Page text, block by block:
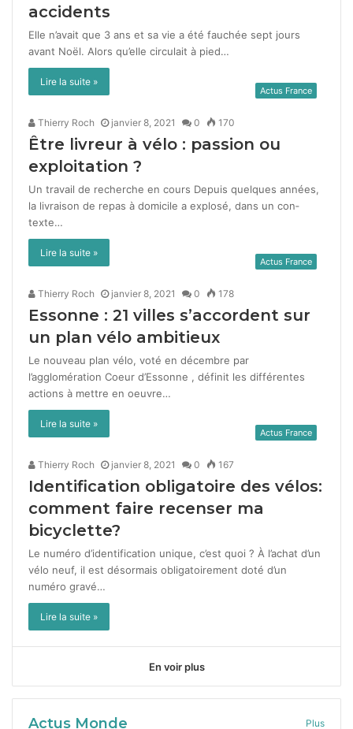
accidents
Elle n’avait que 3 ans et sa vie a été fauchée sept jours
avant Noël. Alors qu’elle cir­cu­lait à pied…
Lire la suite »
Actus France
Thierry Roch janvier 8, 2021 0 170
Être livreur à vélo : passion ou
exploitation ?
Un travail de recherche en cours Depuis quelques années,
la livrai­son de repas à domi­cile a explosé, dans un con­
texte…
Lire la suite »
Actus France
Thierry Roch janvier 8, 2021 0 178
Essonne : 21 villes s’accordent sur
un plan vélo ambitieux
Le nou­veau plan vélo, voté en décem­bre par
l’agglomération Coeur d’Essonne , définit les dif­férentes
actions à met­tre en oeu­vre…
Lire la suite »
Actus France
Thierry Roch janvier 8, 2021 0 167
Identification obligatoire des vélos:
comment faire recenser ma
bicyclette?
Le numéro d’identification unique, c’est quoi ? À l’achat d’un
vélo neuf, il est désor­mais oblig­a­toire­ment doté d’un
numéro gravé…
Lire la suite »
En voir plus
Actus Monde Plus